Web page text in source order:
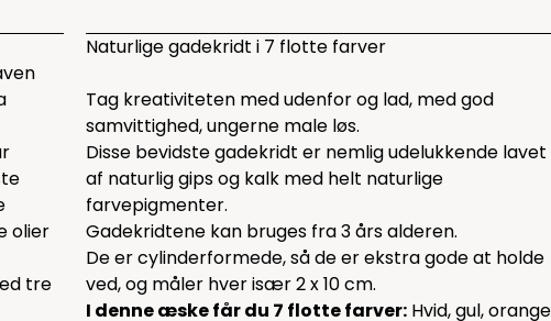
olier
tre
Naturlige gadekridt i 7 flotte farver
Tag kreativiteten med udenfor og lad, med god
samvittighed, ungerne male løs.
Disse bevidste gadekridt er nemlig udelukkende lavet
af naturlig gips og kalk med helt naturlige
farvepigmenter.
Gadekridtene kan bruges fra 3 års alderen.
De er cylinderformede, så de er ekstra gode at holde
ved, og måler hver især 2 x 10 cm.
I denne æske får du 7 flotte farver:Hvid, gul,